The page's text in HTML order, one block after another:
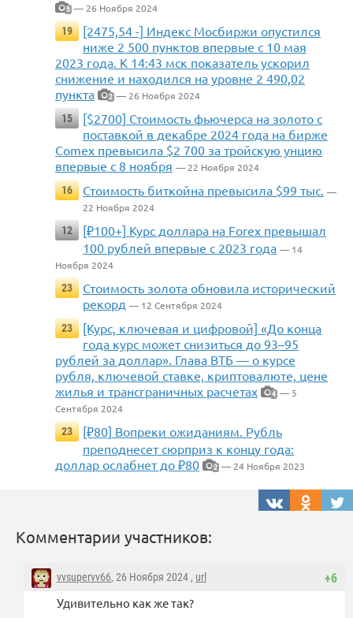
5 — 26 Ноября 2024
19
[2475,54 -] Индекс Мосбиржи опустился
ниже 2 500 пунктов впервые с 10 мая
2023 года. К 14:43 мск показатель ускорил
снижение и находился на уровне 2 490,02
пункта
2 — 26 Ноября 2024
15
[$2700] Стоимость фьючерса на золото с
поставкой в декабре 2024 года на бирже
Comex превысила $2 700 за тройскую унцию
впервые с 8 ноября — 22 Ноября 2024
16
Стоимость биткойна превысила $99 тыс. —
22 Ноября 2024
12
[₽100+] Курс доллара на Forex превышал
100 рублей впервые с 2023 года — 14
Ноября 2024
23
Стоимость золота обновила исторический
рекорд — 12 Сентября 2024
23
[Курс, ключевая и цифровой] «До конца
года курс может снизиться до 93–95
рублей за доллар». Глава ВТБ — о курсе
рубля, ключевой ставке, криптовалюте, цене
жилья и трансграничных расчетах
4 — 5
Сентября 2024
23
[₽80] Вопреки ожиданиям. Рубль
преподнесет сюрприз к концу года:
доллар ослабнет до ₽80
2 — 24 Ноября 2023
Комментарии участников:
+6
vvsupervv66, 26 Ноября 2024 , url
Удивительно как же так?